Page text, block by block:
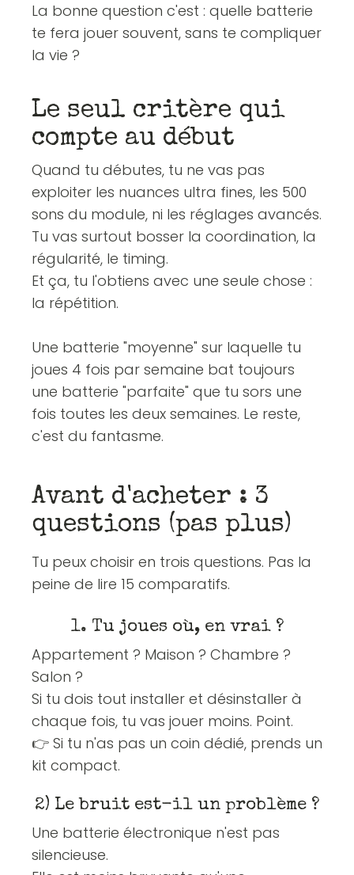
La bonne question c'est : quelle batterie
te fera jouer souvent, sans te compliquer
la vie ?
Le seul critère qui
compte au début
Quand tu débutes, tu ne vas pas
exploiter les nuances ultra fines, les 500
sons du module, ni les réglages avancés.
Tu vas surtout bosser la coordination, la
régularité, le timing.
Et ça, tu l'obtiens avec une seule chose :
la répétition.
Une batterie "moyenne" sur laquelle tu
joues 4 fois par semaine bat toujours
une batterie "parfaite" que tu sors une
fois toutes les deux semaines. Le reste,
c'est du fantasme.
Avant d'acheter : 3
questions (pas plus)
Tu peux choisir en trois questions. Pas la
peine de lire 15 comparatifs.
1. Tu joues où, en vrai ?
Appartement ? Maison ? Chambre ?
Salon ?
Si tu dois tout installer et désinstaller à
chaque fois, tu vas jouer moins. Point.
👉 Si tu n'as pas un coin dédié, prends un
kit compact.
2) Le bruit est-il un problème ?
Une batterie électronique n'est pas
silencieuse.